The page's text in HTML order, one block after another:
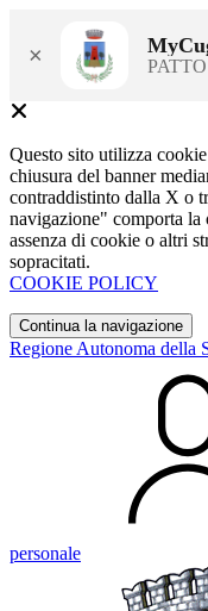
×
Questo sito utilizza
chiusura del banner
contraddistinto dalla X o
navigazione" comporta la
assenza di cookie o altri
sopracitati.
COOKIE POLICY
Continua la navigazione
Regione Autonoma della
personale